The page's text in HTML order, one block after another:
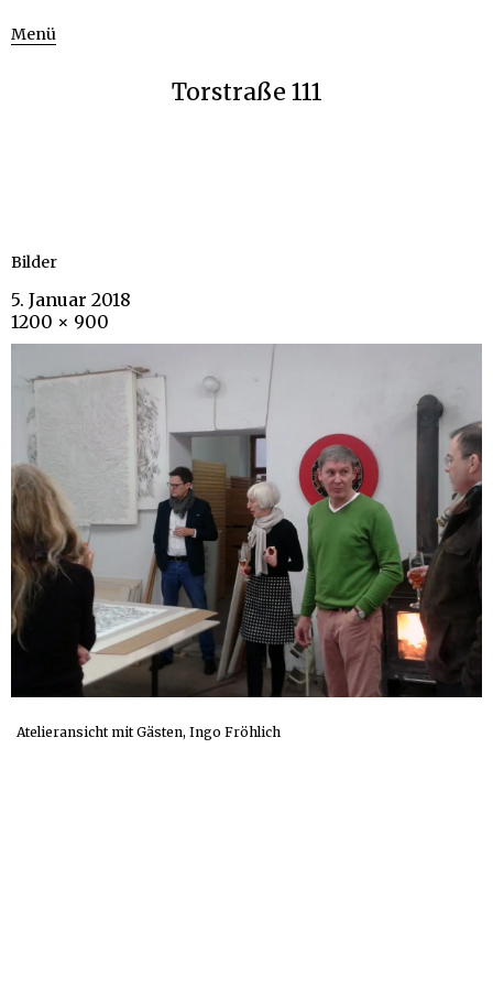
Menü
Torstraße 111
Bilder
5. Januar 2018
1200 × 900
Atelieransicht mit Gästen, Ingo Fröhlich